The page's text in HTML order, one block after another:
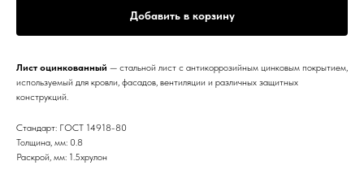
Добавить в корзину
Лист оцинкованный — стальной лист с антикоррозийным цинковым покрытием,
используемый для кровли, фасадов, вентиляции и различных защитных
конструкций.
Стандарт: ГОСТ 14918-80
Толщина, мм: 0.8
Раскрой, мм: 1.5хрулон